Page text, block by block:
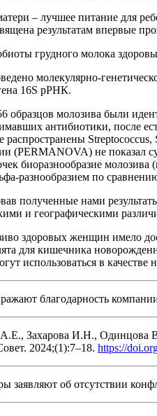
– лучшее питание для
результатам впервые
грудного молока
молекулярно-
16S рРНК.
образцов молозива были
антибиотики, после
(PERMANOVA) не
биоразнообразие
разнообразием по
полученные нами
и географическими
здоровых женщин имело
для кишечника
использоваться в
благодарность
Захарова И.Н., Одинцова
2024;(1):7–18. https://
заявляют об отсутствии